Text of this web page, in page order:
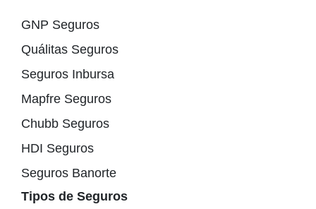
GNP Seguros
Quálitas Seguros
Seguros Inbursa
Mapfre Seguros
Chubb Seguros
HDI Seguros
Seguros Banorte
Tipos de Seguros